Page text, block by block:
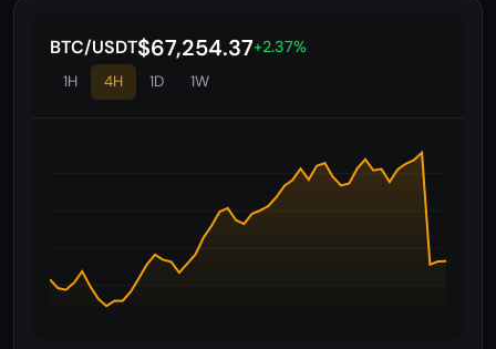
BTC/USDT$67,259.22+2.37%
1H 4H 1D 1W